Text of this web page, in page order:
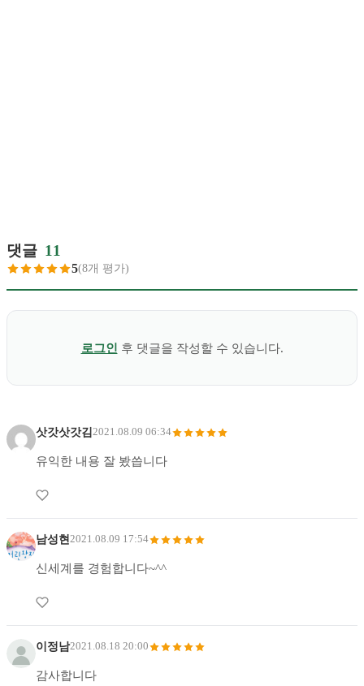
댓글 11
5(8개 평가)
로그인 후 댓글을 작성할 수 있습니다.
삿갓삿갓김 2021.08.09 06:34
유익한 내용 잘 봤씁니다
남성현2021.08.09 17:54
신세계를 경험합니다~^^
이정남2021.08.18 20:00
감사합니다